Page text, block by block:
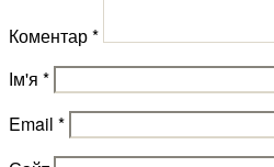
Коментар*
Ім'я *
Email *